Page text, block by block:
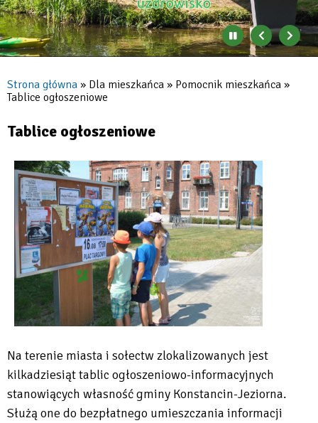
Zatrzymaj
automatyczne
się
banerów
Poprzedni
bannerbaner
Ścieżka
Strona główna Dla mieszkańca
Pomocnik mieszkańca
Tablice ogłoszeniowe
Tablice ogłoszeniowe
Na terenie miasta i sołectw zlokalizowanych jest
kilkadziesiąt tablic ogłoszeniowo-informacyjnych
stanowiących własność gminy Konstancin-Jeziorna.
Służą one do bezpłatnego umieszczania informacji